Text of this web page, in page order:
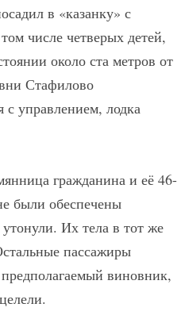
в «казанку» с
числе четверых детей,
около ста метров от
Стафилово
с управлением, лодка
гражданина и её 46-
были обеспечены
Их тела в тот же
пассажиры
виновник,